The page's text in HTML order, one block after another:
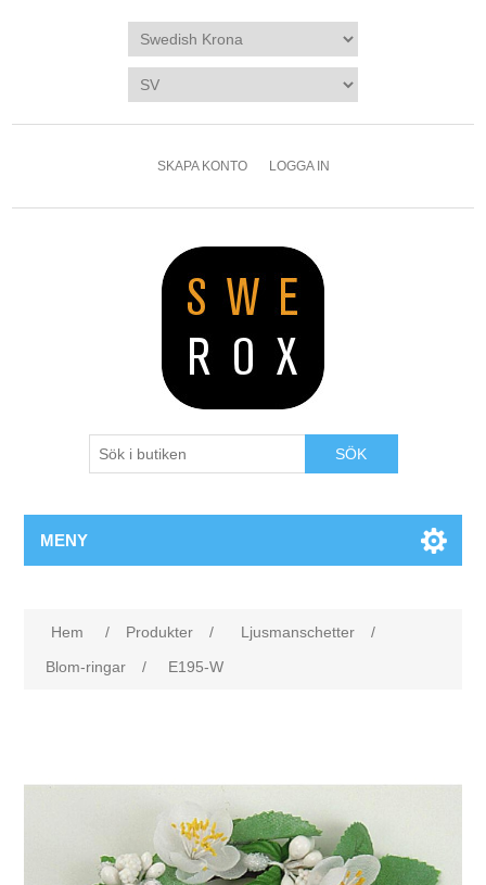
SKAPA KONTO LOGGA IN
SÖK
MENY
Hem / Produkter / Ljusmanschetter
/
Blom-ringar
/ E195-W